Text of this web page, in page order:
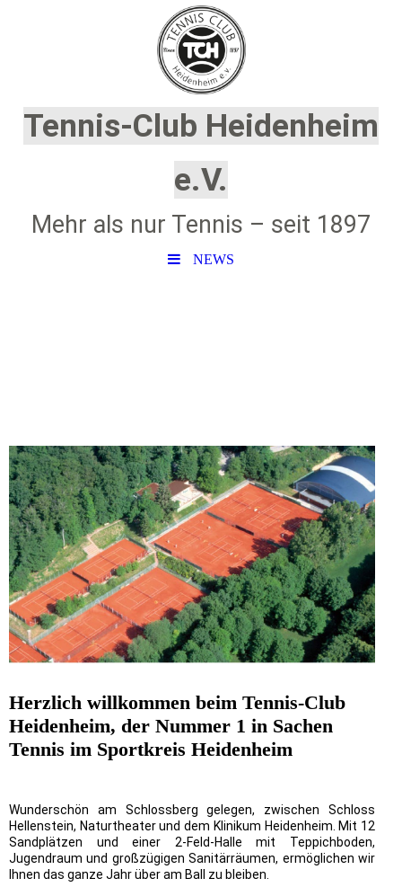
Tennis-Club Heidenheim
e.V.
Mehr als nur Tennis – seit 1897
NEWS
Herzlich willkommen beim Tennis-Club
Heidenheim, der Nummer 1 in Sachen
Tennis im Sportkreis Heidenheim
Wunderschön am Schlossberg gelegen, zwischen Schloss
Hellenstein, Naturtheater und dem Klinikum Heidenheim. Mit 12
Sandplätzen und einer 2-Feld-Halle mit Teppichboden,
Jugendraum und großzügigen Sanitärräumen, ermöglichen wir
Ihnen das ganze Jahr über am Ball zu bleiben.